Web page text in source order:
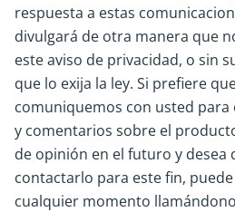
respuesta a estas
divulgará de otra manera que
este aviso de privacidad, o sin
que lo exija la ley. Si prefiere
comuniquemos con usted
y comentarios sobre el
de opinión en el futuro y desea
contactarlo para este fin,
cualquier momento